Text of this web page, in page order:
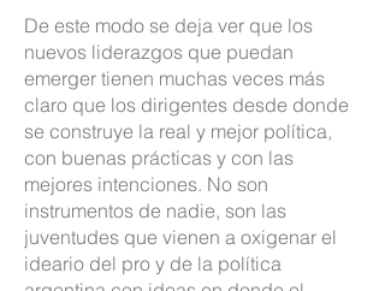
De este modo se deja ver que los
nuevos liderazgos que puedan
emerger tienen muchas veces más
claro que los dirigentes desde donde
se construye la real y mejor política,
con buenas prácticas y con las
mejores intenciones. No son
instrumentos de nadie, son las
juventudes que vienen a oxigenar el
ideario del pro y de la política